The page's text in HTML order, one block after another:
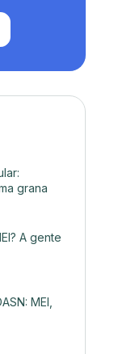
grana
A gente
MEI,